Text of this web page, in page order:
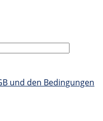
und den Bedingungen